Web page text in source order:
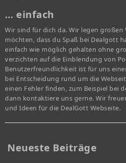
… einfach
Wir sind für dich da. Wir legen
möchten, dass du Spaß bei Dealgott
einfach wie möglich gehalten ohne
verzichten auf die Einblendung von
Benutzerfreundlichkeit ist für uns
bei Entscheidung rund um die
einen Fehler finden, zum Beispiel bei
dann kontaktiere uns gerne. Wir
und Ideen für die DealGott Webseite.
Neueste Beiträge